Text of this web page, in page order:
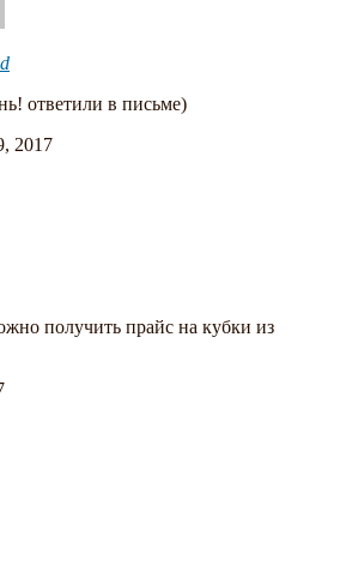
ответили в письме)
2017
получить прайс на кубки из